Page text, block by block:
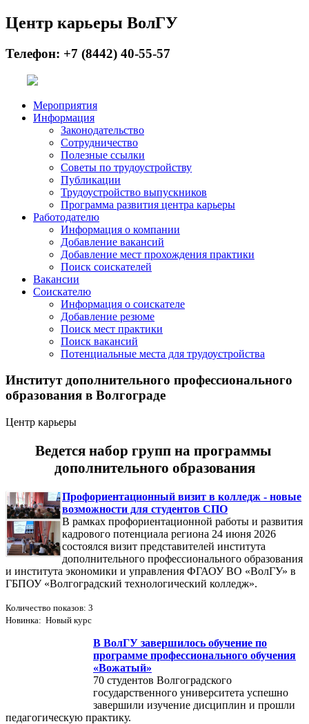
Центр карьеры ВолГУ
Телефон: +7 (8442) 40-55-57
Мероприятия
Информация
Законодательство
Сотрудничество
Полезные ссылки
Советы по трудоустройству
Публикации
Трудоустройство выпускников
Программа развития центра карьеры
Работодателю
Информация о компании
Добавление вакансий
Добавление мест прохождения практики
Поиск соискателей
Вакансии
Соискателю
Информация о соискателе
Добавление резюме
Поиск мест практики
Поиск вакансий
Потенциальные места для трудоустройства
Институт дополнительного профессионального
образования в Волгограде
Центр карьеры
Ведется набор групп на программы
дополнительного образования
Профориентационный визит в колледж - новые
возможности для студентов СПО
В рамках профориентационной работы и развития
кадрового потенциала региона 24 июня 2026
состоялся визит представителей института
дополнительного профессионального образования
и института экономики и управления ФГАОУ ВО «ВолГУ» в
ГБПОУ «Волгоградский технологический колледж».
Количество показов: 3
Новинка: Новый курс
В ВолГУ завершилось обучение по
программе профессионального обучения
«Вожатый»
70 студентов Волгоградского
государственного университета успешно
завершили изучение дисциплин и прошли
педагогическую практику.